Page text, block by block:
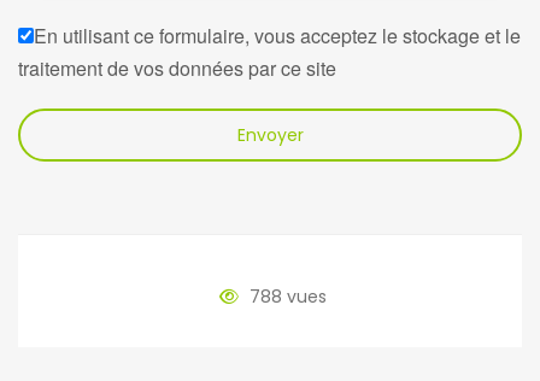
En utilisant ce formulaire, vous acceptez le stockage et le
traitement de vos données par ce site
Envoyer
788 vues